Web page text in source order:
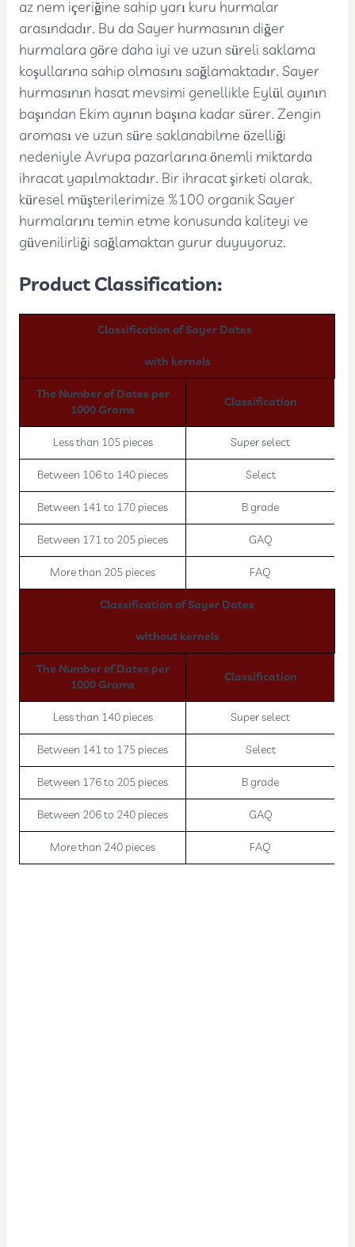
az nem içeriğine sahip yarı kuru hurmalar
arasındadır. Bu da Sayer hurmasının diğer
hurmalara göre daha iyi ve uzun süreli saklama
koşullarına sahip olmasını sağlamaktadır. Sayer
hurmasının hasat mevsimi genellikle Eylül ayının
başından Ekim ayının başına kadar sürer. Zengin
aroması ve uzun süre saklanabilme özelliği
nedeniyle Avrupa pazarlarına önemli miktarda
ihracat yapılmaktadır. Bir ihracat şirketi olarak,
küresel müşterilerimize %100 organik Sayer
hurmalarını temin etme konusunda kaliteyi ve
güvenilirliği sağlamaktan gurur duyuyoruz.
Product Classification:
Classification of Sayer Dates
with kernels
The Number of Dates per
1000 Grams
Classification
Less than 105 pieces Super select
Between 106 to 140 pieces Select
Between 141 to 170 pieces B grade
Between 171 to 205 pieces GAQ
More than 205 pieces FAQ
Classification of Sayer Dates
without kernels
The Number of Dates per
1000 Grams
Classification
Less than 140 pieces Super select
Between 141 to 175 pieces Select
Between 176 to 205 pieces B grade
Between 206 to 240 pieces GAQ
More than 240 pieces FAQ